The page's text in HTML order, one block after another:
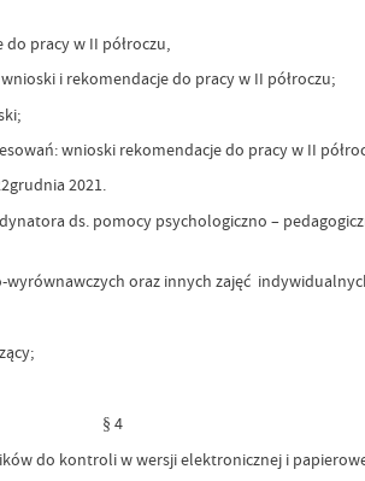
pracy w II półroczu,
i rekomendacje do pracy w II półroczu;
wnioski rekomendacje do pracy w II
2021.
ds. pomocy psychologiczno –
oraz innych zajęć
§ 4
do kontroli w wersji elektronicznej i